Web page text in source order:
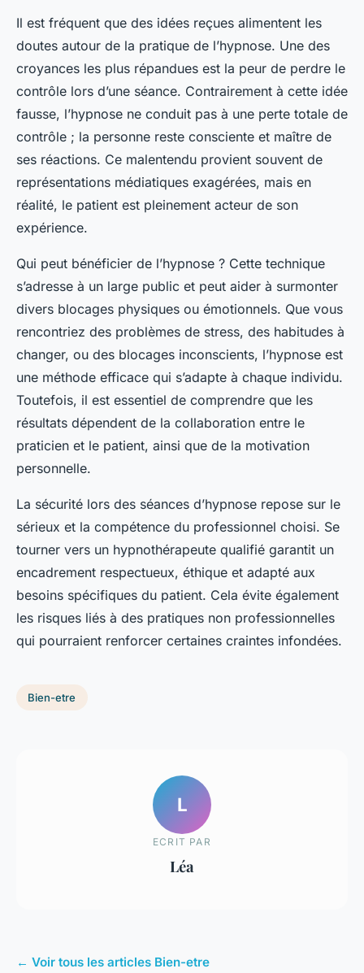
Il est fréquent que des idées reçues alimentent les
doutes autour de la pratique de l’hypnose. Une des
croyances les plus répandues est la peur de perdre le
contrôle lors d’une séance. Contrairement à cette idée
fausse, l’hypnose ne conduit pas à une perte totale de
contrôle ; la personne reste consciente et maître de
ses réactions. Ce malentendu provient souvent de
représentations médiatiques exagérées, mais en
réalité, le patient est pleinement acteur de son
expérience.
Qui peut bénéficier de l’hypnose ? Cette technique
s’adresse à un large public et peut aider à surmonter
divers blocages physiques ou émotionnels. Que vous
rencontriez des problèmes de stress, des habitudes à
changer, ou des blocages inconscients, l’hypnose est
une méthode efficace qui s’adapte à chaque individu.
Toutefois, il est essentiel de comprendre que les
résultats dépendent de la collaboration entre le
praticien et le patient, ainsi que de la motivation
personnelle.
La sécurité lors des séances d’hypnose repose sur le
sérieux et la compétence du professionnel choisi. Se
tourner vers un hypnothérapeute qualifié garantit un
encadrement respectueux, éthique et adapté aux
besoins spécifiques du patient. Cela évite également
les risques liés à des pratiques non professionnelles
qui pourraient renforcer certaines craintes infondées.
Bien-etre
L
ECRIT PAR
Léa
← Voir tous les articles Bien-etre